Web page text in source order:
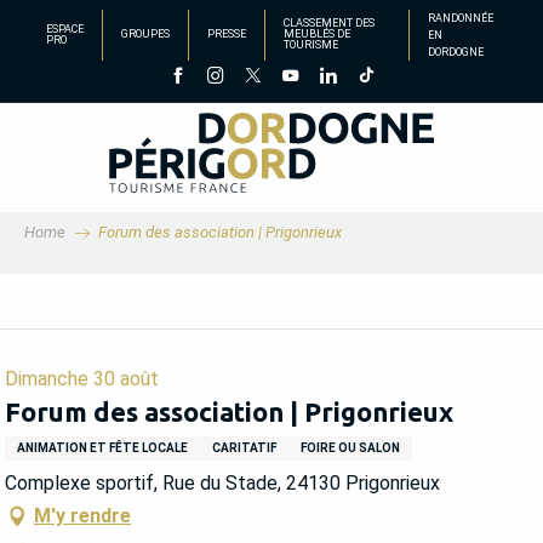
principal
ESPACE
PRO
GROUPES PRESSE
CLASSEMENT DES
MEUBLÉS DE
TOURISME
RANDONNÉE
EN
DORDOGNE
Home Forum des association | Prigonrieux
Dimanche 30 août
Forum des association | Prigonrieux
ANIMATION ET FÊTE LOCALE CARITATIF FOIRE OU SALON
Complexe sportif, Rue du Stade, 24130 Prigonrieux
M'y rendre